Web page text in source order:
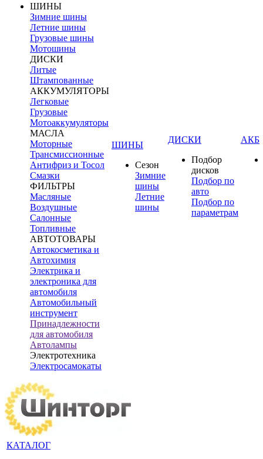
ШИНЫ
Зимние шины
Летние шины
Грузовые шины
Мотошины
ДИСКИ
Литые
Штампованные
АККУМУЛЯТОРЫ
Легковые
Грузовые
Мотоаккумуляторы
МАСЛА
Моторные
Трансмиссионные
Антифриз и Тосол
Смазки
ФИЛЬТРЫ
Масляные
Воздушные
Салонные
Топливные
АВТОТОВАРЫ
Автокосметика и
Автохимия
Электрика и
электроника для
автомобиля
Автомобильный
инструмент
Принадлежности
для автомобиля
Автолампы
Электротехника
Электросамокаты
ШИНЫ
Сезон
Зимние
шины
Летние
шины
ДИСКИ
Подбор
дисков
Подбор по
авто
Подбор по
параметрам
АКБ
КАТАЛОГ